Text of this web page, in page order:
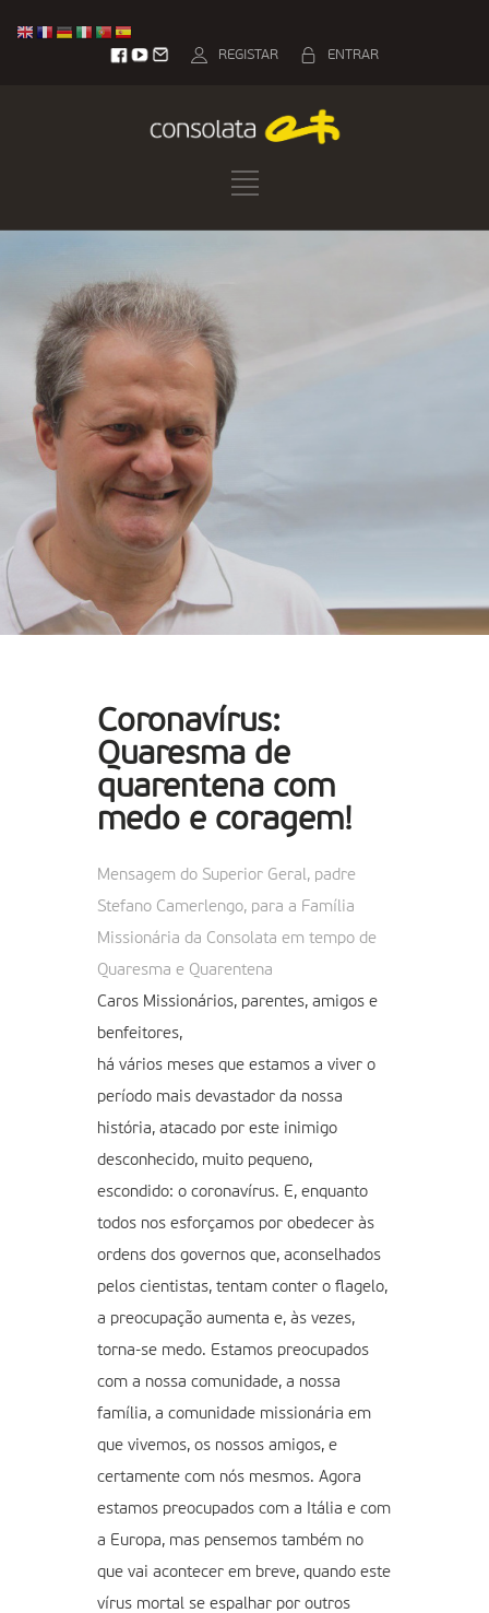
ENTRAR
REGISTAR
Coronavírus:
Quaresma de
quarentena com
medo e coragem!
Mensagem do Superior Geral, padre
Stefano Camerlengo, para a Família
Missionária da Consolata em tempo de
Quaresma e Quarentena
Caros Missionários, parentes, amigos e
benfeitores,
há vários meses que estamos a viver o
período mais devastador da nossa
história, atacado por este inimigo
desconhecido, muito pequeno,
escondido: o coronavírus. E, enquanto
todos nos esforçamos por obedecer às
ordens dos governos que, aconselhados
pelos cientistas, tentam conter o flagelo,
a preocupação aumenta e, às vezes,
torna-se medo. Estamos preocupados
com a nossa comunidade, a nossa
família, a comunidade missionária em
que vivemos, os nossos amigos, e
certamente com nós mesmos. Agora
estamos preocupados com a Itália e com
a Europa, mas pensemos também no
que vai acontecer em breve, quando este
vírus mortal se espalhar por outros